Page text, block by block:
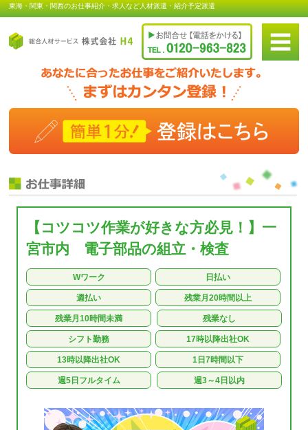
東海・関東・関西のお仕事紹介・求人など人材派遣・紹介予定派遣
【コツコツ作業が好きな方必見！】一
宮市内 電子部品の組立・検査
Wワーク 日払い
週払い 残業月20時間以上
残業月10時間未満 残業なし
シフト勤務 17時以降出社OK
13時以降出社OK 1日7時間以下
週5日フルタイム 週3～4日以内